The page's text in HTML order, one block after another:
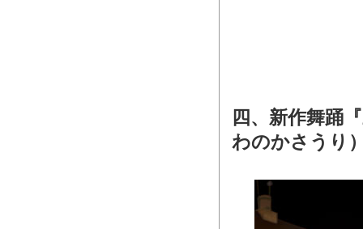
四、新作舞踊
わのかさうり